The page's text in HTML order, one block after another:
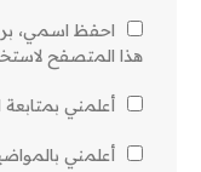
احفظ اسمي،
هذا المتصفح
أعلمني بمتابعة
أعلمني